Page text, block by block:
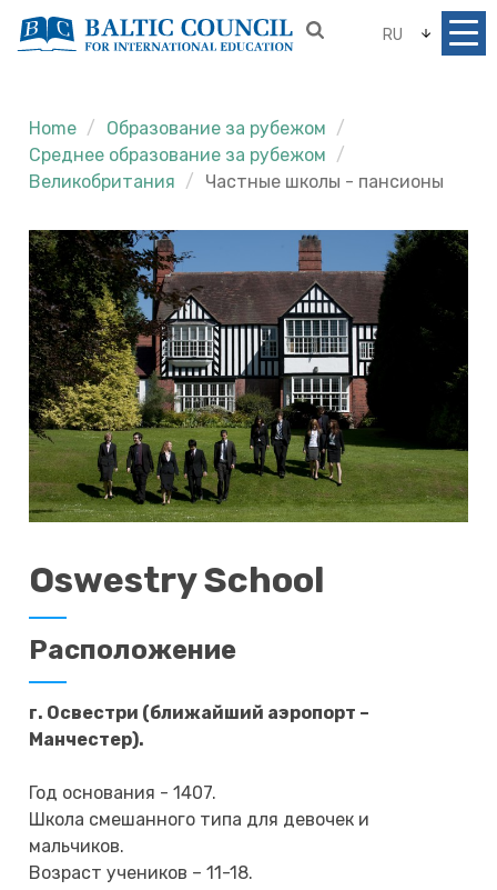
RU
Home
Образование за рубежом
Среднее образование за рубежом
Великобритания
Частные школы - пансионы
Oswestry School
Расположение
г. Освестри (ближайший аэропорт –
Манчестер).
Год основания - 1407.
Школа смешанного типа для девочек и
мальчиков.
Возраст учеников – 11-18.